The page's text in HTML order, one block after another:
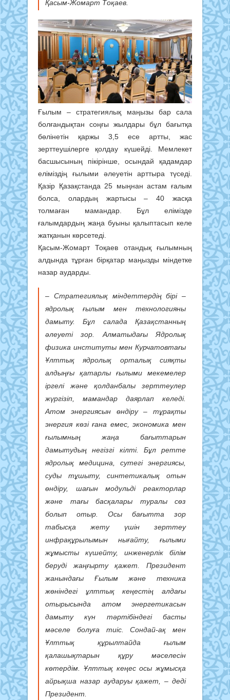
Қасым-Жомарт Тоқаев.
Ғылым – стратегиялық маңызы бар сала
болғандықтан соңғы жылдары бұл бағытқа
бөлінетін қаржы 3,5 есе артты, жас
зерттеушілерге қолдау күшейді. Мемлекет
басшысының пікірінше, осындай қадамдар
еліміздің ғылыми әлеуетін арттыра түседі.
Қазір Қазақстанда 25 мыңнан астам ғалым
болса, олардың жартысы – 40 жасқа
толмаған мамандар. Бұл елімізде
ғалымдардың жаңа буыны қалыптасып келе
жатқанын көрсетеді.
Қасым-Жомарт Тоқаев отандық ғылымның
алдында тұрған бірқатар маңызды міндетке
назар аударды.
– Стратегиялық міндеттердің бірі –
ядролық ғылым мен технологияны
дамыту. Бұл салада Қазақстанның
әлеуеті зор. Алматыдағы Ядролық
физика институты мен Курчатовтағы
Ұлттық ядролық орталық сияқты
алдыңғы қатарлы ғылыми мекемелер
іргелі және қолданбалы зерттеулер
жүргізіп, мамандар даярлап келеді.
Атом энергиясын өндіру – тұрақты
энергия көзі ғана емес, экономика мен
ғылымның жаңа бағыттарын
дамытудың негізгі кілті. Бұл ретте
ядролық медицина, сутегі энергиясы,
суды тұшыту, синтетикалық отын
өндіру, шағын модульді реакторлар
және тағы басқалары туралы сөз
болып отыр. Осы бағытта зор
табысқа жету үшін зерттеу
инфрақұрылымын нығайту, ғылыми
жұмысты күшейту, инженерлік білім
беруді жаңғырту қажет. Президент
жанындағы Ғылым және техника
жөніндегі ұлттық кеңестің алдағы
отырысында атом энергетикасын
дамыту күн тәртібіндегі басты
мәселе болуға тиіс. Сондай-ақ мен
Ұлттық құрылтайда ғылым
қалашықтарын құру мәселесін
көтердім. Ұлттық кеңес осы жұмысқа
айрықша назар аударуы қажет, – деді
Президент.